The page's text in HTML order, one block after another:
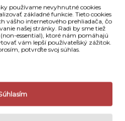
Zoom
f 2,8
Nie
75 mm x 87 mm
používame nevyhnutné cookies
základné funkcie. Tieto cookies
vášho internetového prehliadača, čo
našej stránky. Radi by sme tiež
essential), ktoré nám pomáhajú
vám lepší používateľský zážitok.
potvrďte svoj súhlas.